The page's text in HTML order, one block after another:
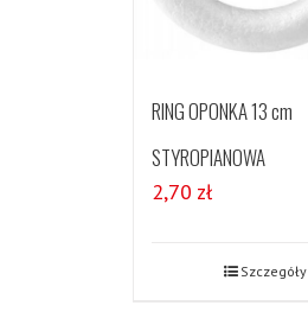
RING OPONKA 13 cm
STYROPIANOWA
2,70 zł
Szczegóły